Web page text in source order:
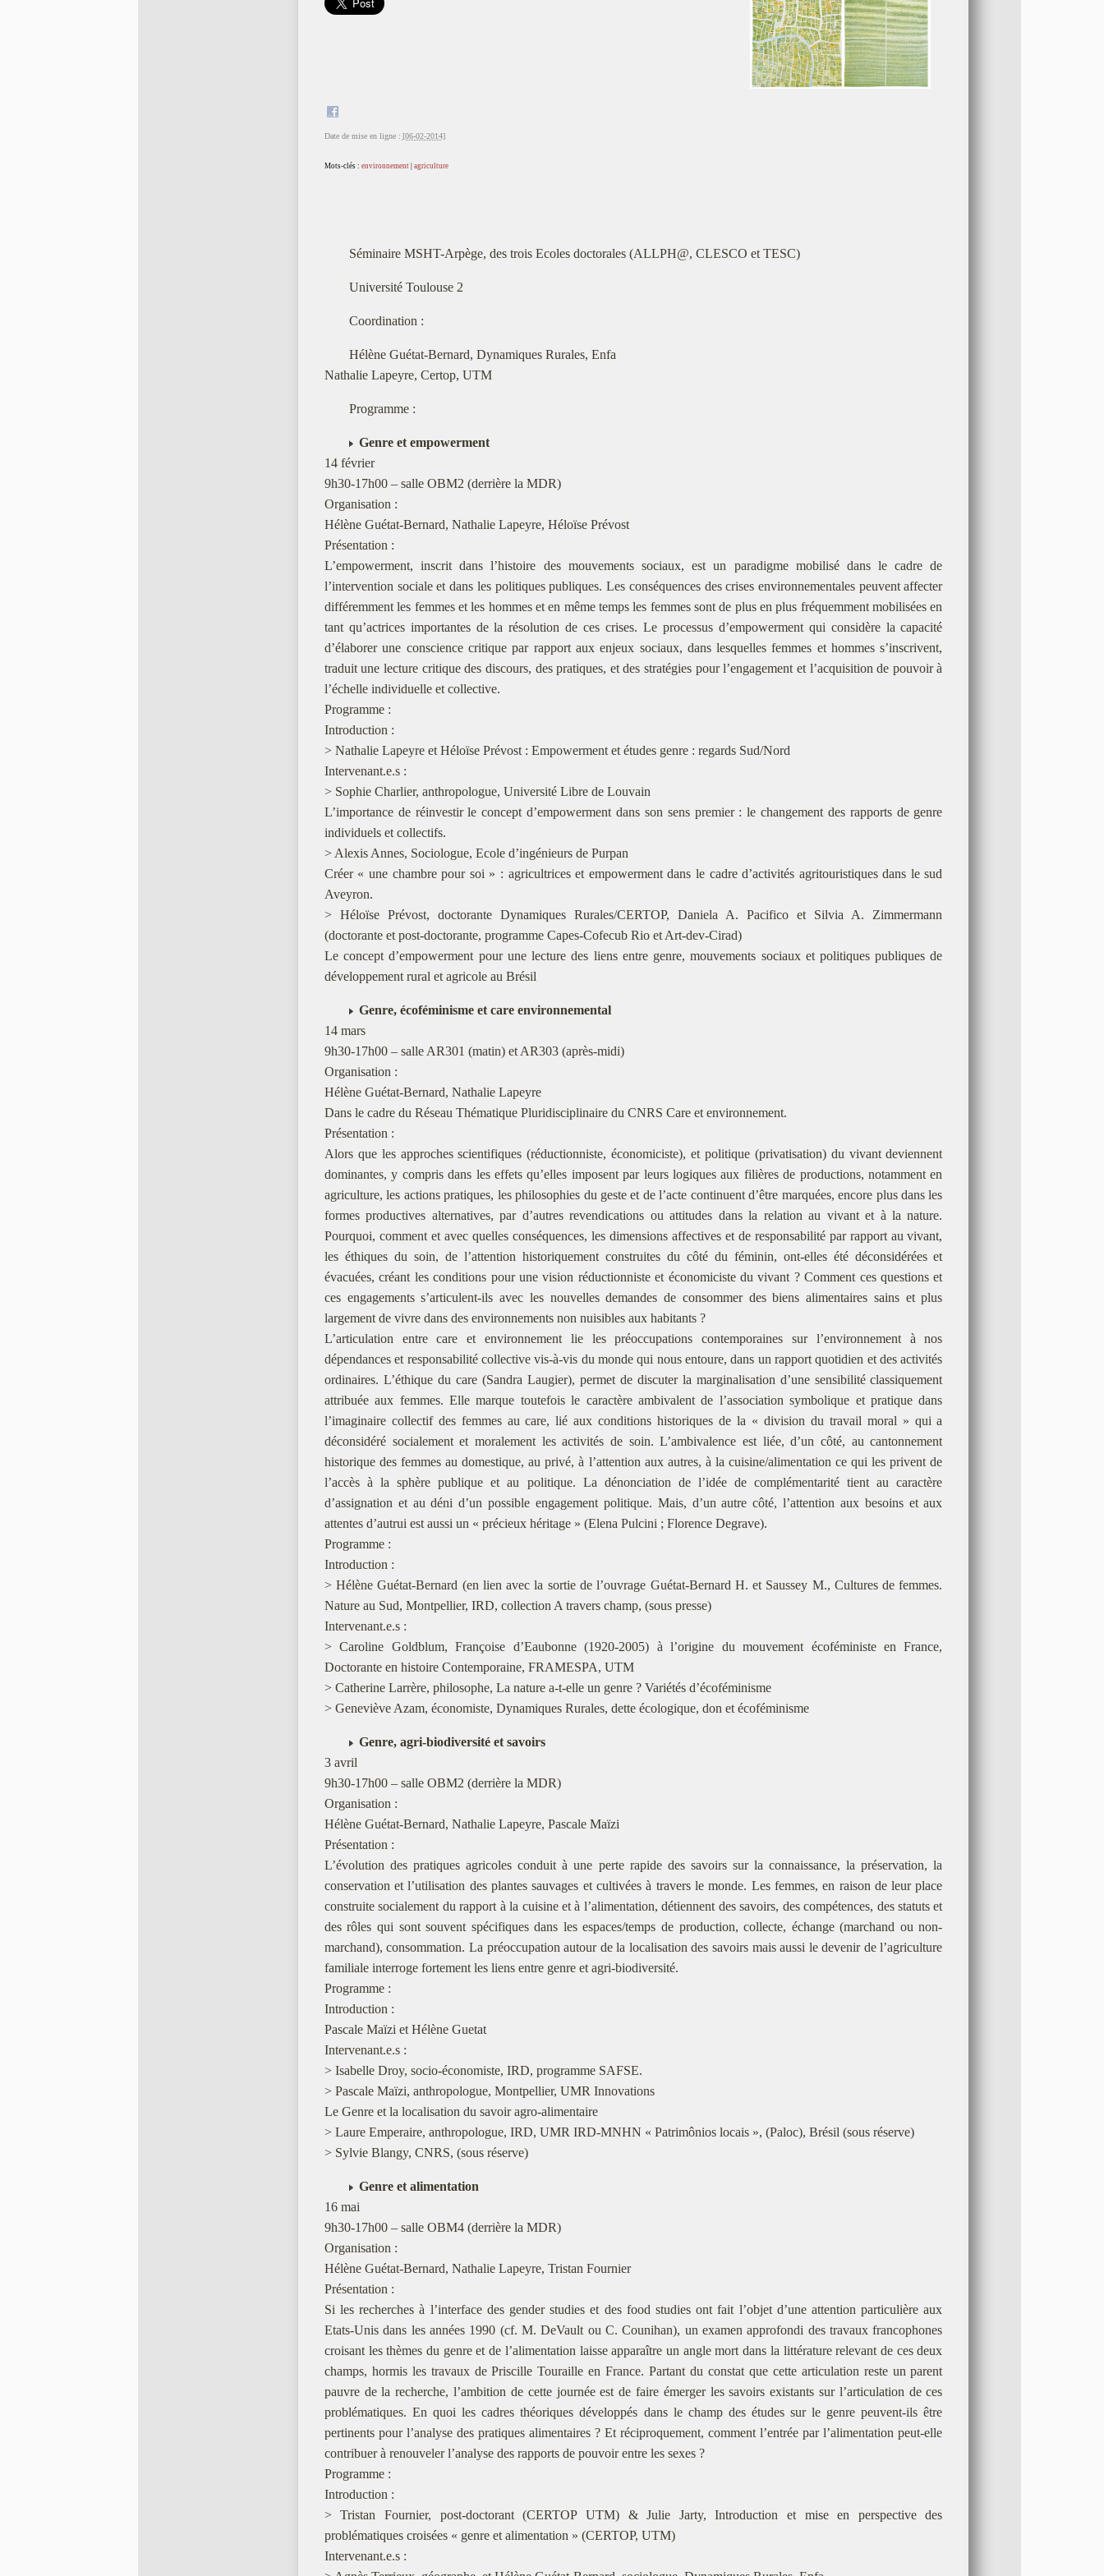
Date de mise en ligne : [06-02-2014]
Mots-clés : environnement| agriculture
Séminaire MSHT-Arpège, des trois Ecoles doctorales (ALLPH@, CLESCO et TESC)
Université Toulouse 2
Coordination :
Hélène Guétat-Bernard, Dynamiques Rurales, Enfa
Nathalie Lapeyre, Certop, UTM
Programme :
Genre et empowerment
14 février
9h30-17h00 – salle OBM2 (derrière la MDR)
Organisation :
Hélène Guétat-Bernard, Nathalie Lapeyre, Héloïse Prévost
Présentation :
L’empowerment, inscrit dans l’histoire des mouvements sociaux, est un paradigme mobilisé dans le cadre de
l’intervention sociale et dans les politiques publiques. Les conséquences des crises environnementales peuvent affecter
différemment les femmes et les hommes et en même temps les femmes sont de plus en plus fréquemment mobilisées en
tant qu’actrices importantes de la résolution de ces crises. Le processus d’empowerment qui considère la capacité
d’élaborer une conscience critique par rapport aux enjeux sociaux, dans lesquelles femmes et hommes s’inscrivent,
traduit une lecture critique des discours, des pratiques, et des stratégies pour l’engagement et l’acquisition de pouvoir à
l’échelle individuelle et collective.
Programme :
Introduction :
> Nathalie Lapeyre et Héloïse Prévost : Empowerment et études genre : regards Sud/Nord
Intervenant.e.s :
> Sophie Charlier, anthropologue, Université Libre de Louvain
L’importance de réinvestir le concept d’empowerment dans son sens premier : le changement des rapports de genre
individuels et collectifs.
> Alexis Annes, Sociologue, Ecole d’ingénieurs de Purpan
Créer « une chambre pour soi » : agricultrices et empowerment dans le cadre d’activités agritouristiques dans le sud
Aveyron.
> Héloïse Prévost, doctorante Dynamiques Rurales/CERTOP, Daniela A. Pacifico et Silvia A. Zimmermann
(doctorante et post-doctorante, programme Capes-Cofecub Rio et Art-dev-Cirad)
Le concept d’empowerment pour une lecture des liens entre genre, mouvements sociaux et politiques publiques de
développement rural et agricole au Brésil
Genre, écoféminisme et care environnemental
14 mars
9h30-17h00 – salle AR301 (matin) et AR303 (après-midi)
Organisation :
Hélène Guétat-Bernard, Nathalie Lapeyre
Dans le cadre du Réseau Thématique Pluridisciplinaire du CNRS Care et environnement.
Présentation :
Alors que les approches scientifiques (réductionniste, économiciste), et politique (privatisation) du vivant deviennent
dominantes, y compris dans les effets qu’elles imposent par leurs logiques aux filières de productions, notamment en
agriculture, les actions pratiques, les philosophies du geste et de l’acte continuent d’être marquées, encore plus dans les
formes productives alternatives, par d’autres revendications ou attitudes dans la relation au vivant et à la nature.
Pourquoi, comment et avec quelles conséquences, les dimensions affectives et de responsabilité par rapport au vivant,
les éthiques du soin, de l’attention historiquement construites du côté du féminin, ont-elles été déconsidérées et
évacuées, créant les conditions pour une vision réductionniste et économiciste du vivant ? Comment ces questions et
ces engagements s’articulent-ils avec les nouvelles demandes de consommer des biens alimentaires sains et plus
largement de vivre dans des environnements non nuisibles aux habitants ?
L’articulation entre care et environnement lie les préoccupations contemporaines sur l’environnement à nos
dépendances et responsabilité collective vis-à-vis du monde qui nous entoure, dans un rapport quotidien et des activités
ordinaires. L’éthique du care (Sandra Laugier), permet de discuter la marginalisation d’une sensibilité classiquement
attribuée aux femmes. Elle marque toutefois le caractère ambivalent de l’association symbolique et pratique dans
l’imaginaire collectif des femmes au care, lié aux conditions historiques de la « division du travail moral » qui a
déconsidéré socialement et moralement les activités de soin. L’ambivalence est liée, d’un côté, au cantonnement
historique des femmes au domestique, au privé, à l’attention aux autres, à la cuisine/alimentation ce qui les privent de
l’accès à la sphère publique et au politique. La dénonciation de l’idée de complémentarité tient au caractère
d’assignation et au déni d’un possible engagement politique. Mais, d’un autre côté, l’attention aux besoins et aux
attentes d’autrui est aussi un « précieux héritage » (Elena Pulcini ; Florence Degrave).
Programme :
Introduction :
> Hélène Guétat-Bernard (en lien avec la sortie de l’ouvrage Guétat-Bernard H. et Saussey M., Cultures de femmes.
Nature au Sud, Montpellier, IRD, collection A travers champ, (sous presse)
Intervenant.e.s :
> Caroline Goldblum, Françoise d’Eaubonne (1920-2005) à l’origine du mouvement écoféministe en France,
Doctorante en histoire Contemporaine, FRAMESPA, UTM
> Catherine Larrère, philosophe, La nature a-t-elle un genre ? Variétés d’écoféminisme
> Geneviève Azam, économiste, Dynamiques Rurales, dette écologique, don et écoféminisme
Genre, agri-biodiversité et savoirs
3 avril
9h30-17h00 – salle OBM2 (derrière la MDR)
Organisation :
Hélène Guétat-Bernard, Nathalie Lapeyre, Pascale Maïzi
Présentation :
L’évolution des pratiques agricoles conduit à une perte rapide des savoirs sur la connaissance, la préservation, la
conservation et l’utilisation des plantes sauvages et cultivées à travers le monde. Les femmes, en raison de leur place
construite socialement du rapport à la cuisine et à l’alimentation, détiennent des savoirs, des compétences, des statuts et
des rôles qui sont souvent spécifiques dans les espaces/temps de production, collecte, échange (marchand ou non-
marchand), consommation. La préoccupation autour de la localisation des savoirs mais aussi le devenir de l’agriculture
familiale interroge fortement les liens entre genre et agri-biodiversité.
Programme :
Introduction :
Pascale Maïzi et Hélène Guetat
Intervenant.e.s :
> Isabelle Droy, socio-économiste, IRD, programme SAFSE.
> Pascale Maïzi, anthropologue, Montpellier, UMR Innovations
Le Genre et la localisation du savoir agro-alimentaire
> Laure Emperaire, anthropologue, IRD, UMR IRD-MNHN « Patrimônios locais », (Paloc), Brésil (sous réserve)
> Sylvie Blangy, CNRS, (sous réserve)
Genre et alimentation
16 mai
9h30-17h00 – salle OBM4 (derrière la MDR)
Organisation :
Hélène Guétat-Bernard, Nathalie Lapeyre, Tristan Fournier
Présentation :
Si les recherches à l’interface des gender studies et des food studies ont fait l’objet d’une attention particulière aux
Etats-Unis dans les années 1990 (cf. M. DeVault ou C. Counihan), un examen approfondi des travaux francophones
croisant les thèmes du genre et de l’alimentation laisse apparaître un angle mort dans la littérature relevant de ces deux
champs, hormis les travaux de Priscille Touraille en France. Partant du constat que cette articulation reste un parent
pauvre de la recherche, l’ambition de cette journée est de faire émerger les savoirs existants sur l’articulation de ces
problématiques. En quoi les cadres théoriques développés dans le champ des études sur le genre peuvent-ils être
pertinents pour l’analyse des pratiques alimentaires ? Et réciproquement, comment l’entrée par l’alimentation peut-elle
contribuer à renouveler l’analyse des rapports de pouvoir entre les sexes ?
Programme :
Introduction :
> Tristan Fournier, post-doctorant (CERTOP UTM) & Julie Jarty, Introduction et mise en perspective des
problématiques croisées « genre et alimentation » (CERTOP, UTM)
Intervenant.e.s :